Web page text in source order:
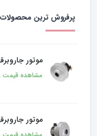
پرفروش ترین محصولات
موتور جاروبرقی 1800 وات
مشاهده قیمت
موتور جاروبرقی 1600 وات